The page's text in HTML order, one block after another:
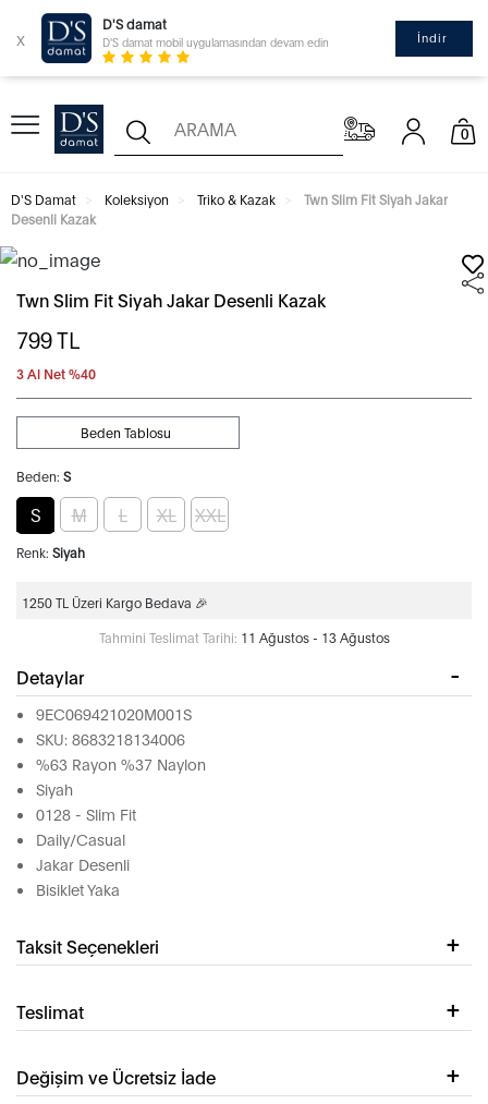
x
D'S damat
D'S damat mobil uygulamasından devam edin İndir
0
D'S Damat Koleksiyon Triko & Kazak
Twn Slim Fit Siyah Jakar
Desenli Kazak
Twn Slim Fit Siyah Jakar Desenli Kazak
799TL
3 Al Net %40
Beden: S
Beden Tablosu
S M L XL XXL
Renk: Siyah
1250 TL Üzeri Kargo Bedava 🎉
Tahmini Teslimat Tarihi: 11 Ağustos - 13 Ağustos
Detaylar
9EC069421020M001S
SKU: 8683218134006
%63 Rayon %37 Naylon
Siyah
0128 - Slim Fit
Daily/Casual
Jakar Desenli
Bisiklet Yaka
Taksit Seçenekleri
Teslimat
Değişim ve Ücretsiz İade